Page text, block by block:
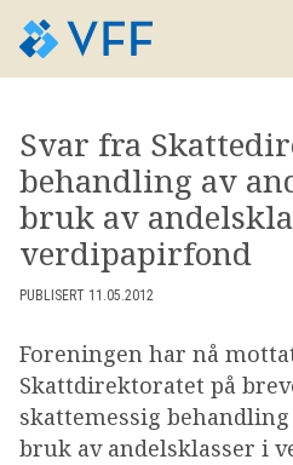
LOGG INN MEDLEMSNETT
MARKEDSSTATISTIKK
FONDSDATA
BRANSJENORMER
Svar fra
behandling av
bruk av
verdipapirfond
PUBLISERT 11.05.2012
Foreningen har nå
Skattdirektoratet på
skattemessig
bruk av andelsklasser i